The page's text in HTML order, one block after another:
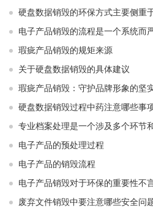
硬盘数据销毁的环保方式主要侧重
电子产品销毁的流程是一个系统而
瑕疵产品销毁的规矩来源
关于硬盘数据销毁的具体建议
瑕疵产品销毁：守护品牌形象的坚
硬盘数据销毁过程中药注意哪些事
专业档案处理是一个涉及多个环节
电子产品的预处理过程
电子产品的销毁流程
电子产品销毁对于环保的重要性不
废弃文件销毁中要注意哪些安全问